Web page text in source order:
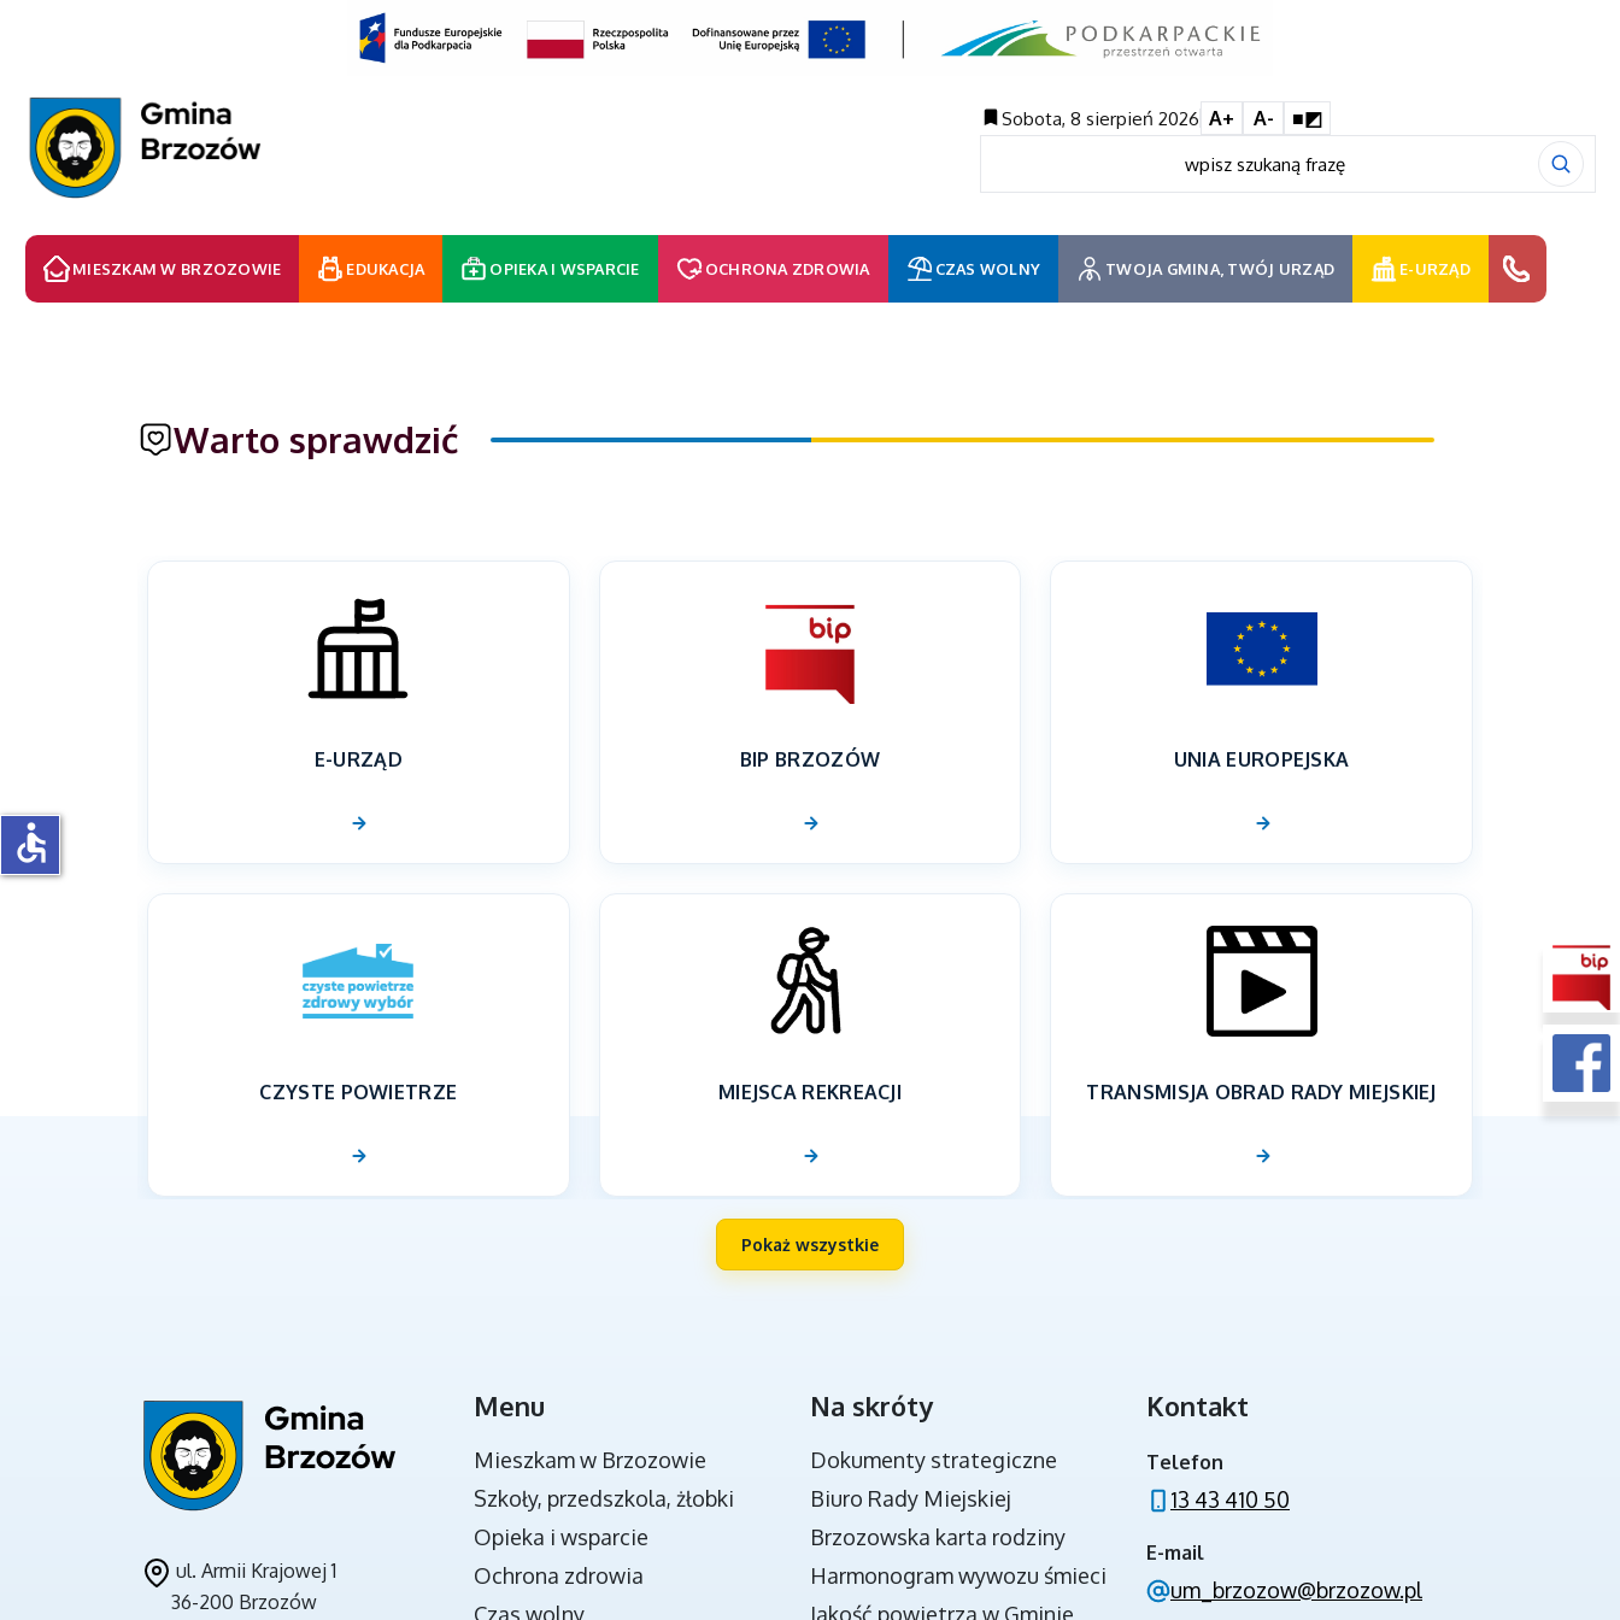
Sobota, 8 sierpień 2026 A+ A- ■◩
MIESZKAM W BRZOZOWIE EDUKACJA OPIEKA I WSPARCIE OCHRONA ZDROWIA CZAS WOLNY TWOJA GMINA, TWÓJ URZĄD E-URZĄD
Warto sprawdzić
E-URZĄD BIP BRZOZÓW UNIA EUROPEJSKA
CZYSTE POWIETRZE MIEJSCA REKREACJI TRANSMISJA OBRAD RADY MIEJSKIEJ
DOKUMENTY STRATEGICZNE
NOWA JAKOŚĆ KSZTAŁCENIA W GMINIE
BRZOZÓW - PROJEKT
Pokaż wszystkie
ul. Armii Krajowej 1
36-200 Brzozów
Menu
Mieszkam w Brzozowie
Szkoły, przedszkola, żłobki
Opieka i wsparcie
Ochrona zdrowia
Czas wolny
Na skróty
Dokumenty strategiczne
Biuro Rady Miejskiej
Brzozowska karta rodziny
Harmonogram wywozu śmieci
Jakość powietrza w Gminie
Kontakt
Telefon
13 43 410 50
E-mail
um_brzozow@brzozow.pl
accessible